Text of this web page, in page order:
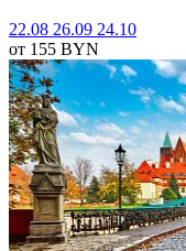
22.08 26.09 24.10
от 155 BYN